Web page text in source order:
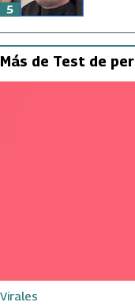
5
Más de Test de
Virales